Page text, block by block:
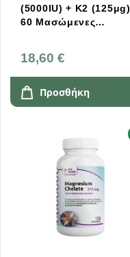
(5000IU) + K2 (125μg)
60 Mασώμενες
18,60 €
Προσθήκη